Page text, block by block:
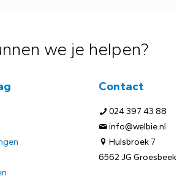
we je helpen?
Contact
024 397 43 88
info@welbie.nl
Hulsbroek 7
6562 JG Groesbeek